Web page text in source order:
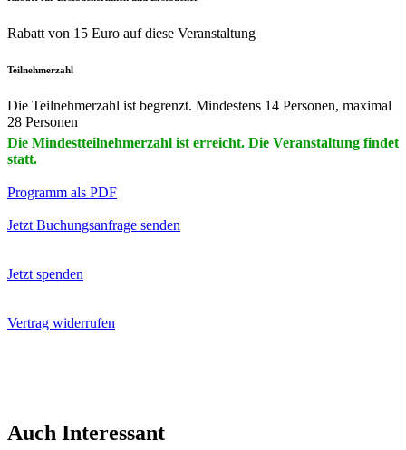
Rabatt von 15 Euro auf diese Veranstaltung
Teilnehmerzahl
Die Teilnehmerzahl ist begrenzt. Mindestens 14 Personen, maximal
28 Personen
Die Mindestteilnehmerzahl ist erreicht. Die Veranstaltung findet
statt.
Programm als PDF
Jetzt Buchungsanfrage senden
Jetzt spenden
Vertrag widerrufen
Auch Interessant